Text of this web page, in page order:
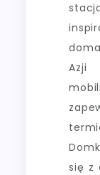
Azji
się z